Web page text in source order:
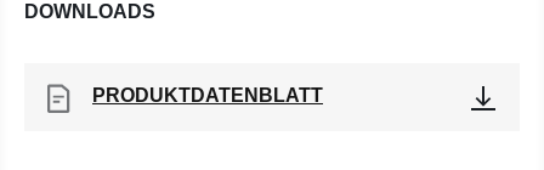
DOWNLOADS
PRODUKTDATENBLATT